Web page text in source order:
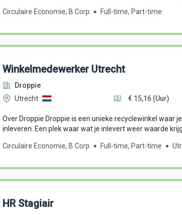
Circulaire Economie, B Corp Full-time, Part-time
Winkelmedewerker Utrecht
Droppie
Utrecht
€ 15,16 (Uur)
Over Droppie Droppie is een unieke recyclewinkel waar
inleveren. Een plek waar wat je inlevert weer waarde
Circulaire Economie, B Corp Full-time, Part-time
HR Stagiair